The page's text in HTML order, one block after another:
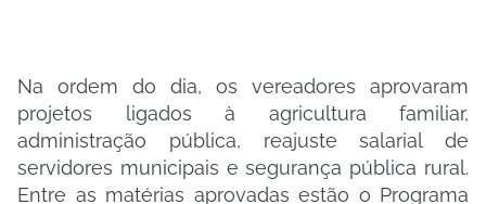
Na ordem do dia, os vereadores aprovaram
projetos ligados à agricultura familiar,
administração pública, reajuste salarial de
servidores municipais e segurança pública rural.
Entre as matérias aprovadas estão o Programa